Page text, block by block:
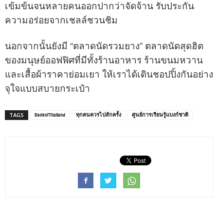
เข้มข้นจนหลายคนออกปากว่าจัดจ้าน รับประกัน
ความอร่อยจากเชลล์ชวนชิม
นอกจากนั้นยังมี “ตลาดนัดรวมยาง” ตลาดนัดสุดฮิต
ของมนุษย์ออฟฟิศที่มีทั้งร้านอาหาร ร้านขนมหวาน
และเสื้อผ้าราคาย่อมเยา ให้เราได้เดินชอปปิ้งกันอย่าง
จุใจแบบสบายกระเป๋า
TAGS BankofThailand ทุกคนควรไปสักครั้ง ศูนย์การเรียนรู้แบงก์ชาติ